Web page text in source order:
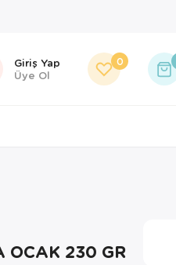
Giriş Yap
Üye Ol
0
OCAK 230 GR